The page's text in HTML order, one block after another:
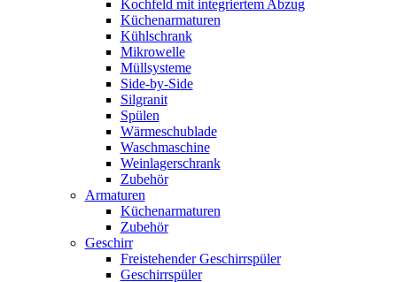
Kochfeld mit integriertem Abzug
Küchenarmaturen
Kühlschrank
Mikrowelle
Müllsysteme
Side-by-Side
Silgranit
Spülen
Wärmeschublade
Waschmaschine
Weinlagerschrank
Zubehör
Armaturen
Küchenarmaturen
Zubehör
Geschirr
Freistehender Geschirrspüler
Geschirrspüler